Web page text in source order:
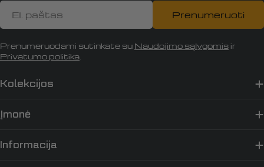
Kolekcijos
Įmonė
Informacija
El.
paštas
Prenumeruoti
Prenumeruodami sutinkate su Naudojimo sąlygomis ir
Privatumo politika